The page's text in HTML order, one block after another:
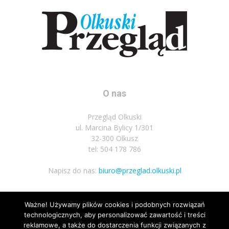
O nas
Przegląd Olkuski
ul. Marcina Bylicy 1/301
32-300 Olkusz
tel: 504 178 786
Napisz do nas: biuro@przeglad.olkuski.pl
Podążaj za nami
Ważne! Używamy plików cookies i podobnych rozwiązań
technologicznych, aby personalizować zawartość i treści
reklamowe, a także do dostarczenia funkcji związanych z